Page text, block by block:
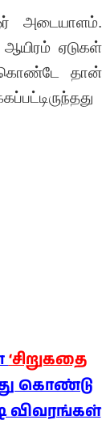
அடையாளம்.
ஆயிரம் ஏடுகள்
கொண்டே தான்
‘சிறுகதை
கொண்டு
விவரங்கள்